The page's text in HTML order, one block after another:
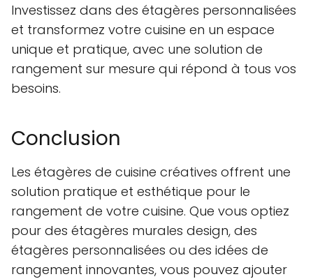
Investissez dans des étagères personnalisées
et transformez votre cuisine en un espace
unique et pratique, avec une solution de
rangement sur mesure qui répond à tous vos
besoins.
Conclusion
Les étagères de cuisine créatives offrent une
solution pratique et esthétique pour le
rangement de votre cuisine. Que vous optiez
pour des étagères murales design, des
étagères personnalisées ou des idées de
rangement innovantes, vous pouvez ajouter